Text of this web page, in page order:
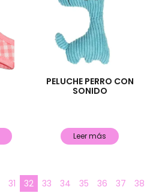
PELUCHE PERRO CON
SONIDO
Leer más
31 32 33 34 35 36 37
38